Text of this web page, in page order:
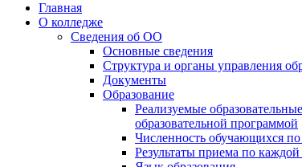
Главная
О колледже
Сведения об ОО
Основные сведения
Структура и органы управления
Документы
Образование
Реализуемые
образовательной программой
Численность обучающихся
Результаты приема по